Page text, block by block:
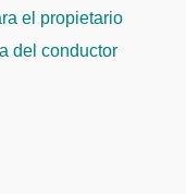
el propietario
del conductor